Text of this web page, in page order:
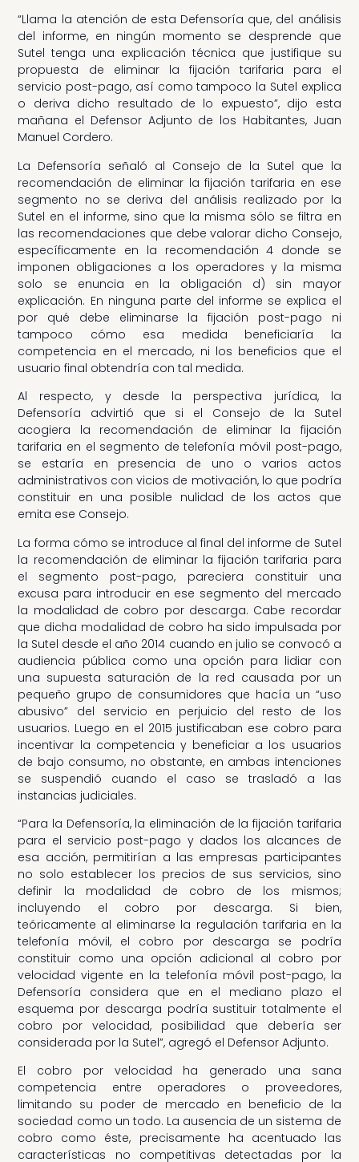
“Llama la atención de esta Defensoría que, del análisis
del informe, en ningún momento se desprende que
Sutel tenga una explicación técnica que justifique su
propuesta de eliminar la fijación tarifaria para el
servicio post-pago, así como tampoco la Sutel explica
o deriva dicho resultado de lo expuesto”, dijo esta
mañana el Defensor Adjunto de los Habitantes, Juan
Manuel Cordero.
La Defensoría señaló al Consejo de la Sutel que la
recomendación de eliminar la fijación tarifaria en ese
segmento no se deriva del análisis realizado por la
Sutel en el informe, sino que la misma sólo se filtra en
las recomendaciones que debe valorar dicho Consejo,
específicamente en la recomendación 4 donde se
imponen obligaciones a los operadores y la misma
solo se enuncia en la obligación d) sin mayor
explicación. En ninguna parte del informe se explica el
por qué debe eliminarse la fijación post-pago ni
tampoco cómo esa medida beneficiaría la
competencia en el mercado, ni los beneficios que el
usuario final obtendría con tal medida.
Al respecto, y desde la perspectiva jurídica, la
Defensoría advirtió que si el Consejo de la Sutel
acogiera la recomendación de eliminar la fijación
tarifaria en el segmento de telefonía móvil post-pago,
se estaría en presencia de uno o varios actos
administrativos con vicios de motivación, lo que podría
constituir en una posible nulidad de los actos que
emita ese Consejo.
La forma cómo se introduce al final del informe de Sutel
la recomendación de eliminar la fijación tarifaria para
el segmento post-pago, pareciera constituir una
excusa para introducir en ese segmento del mercado
la modalidad de cobro por descarga. Cabe recordar
que dicha modalidad de cobro ha sido impulsada por
la Sutel desde el año 2014 cuando en julio se convocó a
audiencia pública como una opción para lidiar con
una supuesta saturación de la red causada por un
pequeño grupo de consumidores que hacía un “uso
abusivo” del servicio en perjuicio del resto de los
usuarios. Luego en el 2015 justificaban ese cobro para
incentivar la competencia y beneficiar a los usuarios
de bajo consumo, no obstante, en ambas intenciones
se suspendió cuando el caso se trasladó a las
instancias judiciales.
“Para la Defensoría, la eliminación de la fijación tarifaria
para el servicio post-pago y dados los alcances de
esa acción, permitirían a las empresas participantes
no solo establecer los precios de sus servicios, sino
definir la modalidad de cobro de los mismos;
incluyendo el cobro por descarga. Si bien,
teóricamente al eliminarse la regulación tarifaria en la
telefonía móvil, el cobro por descarga se podría
constituir como una opción adicional al cobro por
velocidad vigente en la telefonía móvil post-pago, la
Defensoría considera que en el mediano plazo el
esquema por descarga podría sustituir totalmente el
cobro por velocidad, posibilidad que debería ser
considerada por la Sutel”, agregó el Defensor Adjunto.
El cobro por velocidad ha generado una sana
competencia entre operadores o proveedores,
limitando su poder de mercado en beneficio de la
sociedad como un todo. La ausencia de un sistema de
cobro como éste, precisamente ha acentuado las
características no competitivas detectadas por la